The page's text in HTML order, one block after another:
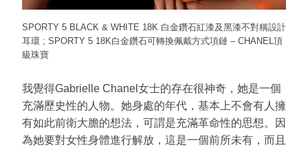
SPORTY 5 BLACK & WHITE 18K 白金鑽石紅漆及黑漆不對稱設計
耳環 ; SPORTY 5 18K白金鑽石可轉換佩戴方式項鏈 – CHANEL頂
級珠寶
我覺得Gabrielle Chanel女士的存在很神奇，她是一個
充滿歷史性的人物。她身處的年代，基本上不會有人擁
有如此前衛大膽的想法，可謂是充滿革命性的思想。因
為她要對女性身體進行解放，這是一個前所未有，而且